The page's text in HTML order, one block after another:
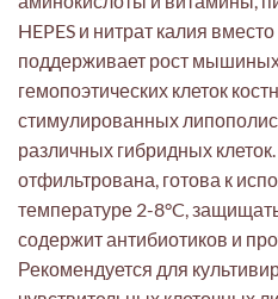
HEPES и нитрат калия
поддерживает рост
гемопоэтических клеток
стимулированных
различных гибридных
отфильтрована, готова к
температуре 2-8°C,
содержит антибиотиков и
Рекомендуется для